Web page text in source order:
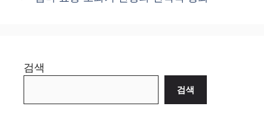
검색
검색